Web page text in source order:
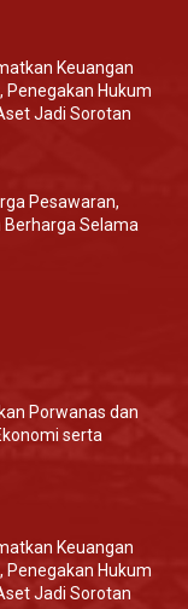
Keuangan
Penegakan Hukum
Jadi Sorotan
Pesawaran,
Berharga Selama
Porwanas dan
serta
Keuangan
Penegakan Hukum
Jadi Sorotan